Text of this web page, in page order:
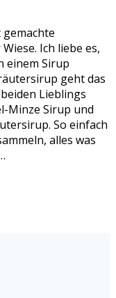
Ich liebe es,
einem Sirup
geht das
Lieblings
Minze Sirup und
So einfach
alles was